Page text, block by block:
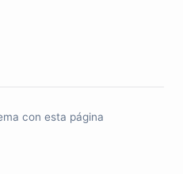
con esta página